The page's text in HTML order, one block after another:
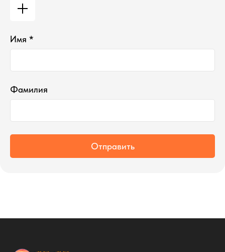
Имя *
Фамилия
Отправить